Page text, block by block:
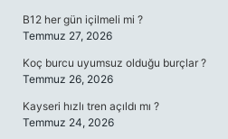
B12 her gün içilmeli mi ?
Temmuz 27, 2026
Koç burcu uyumsuz olduğu burçlar ?
Temmuz 26, 2026
Kayseri hızlı tren açıldı mı ?
Temmuz 24, 2026